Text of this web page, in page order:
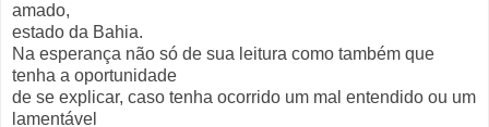
amado,
estado da Bahia.
Na esperança não só de sua leitura como também que
tenha a oportunidade
de se explicar, caso tenha ocorrido um mal entendido ou um
lamentável